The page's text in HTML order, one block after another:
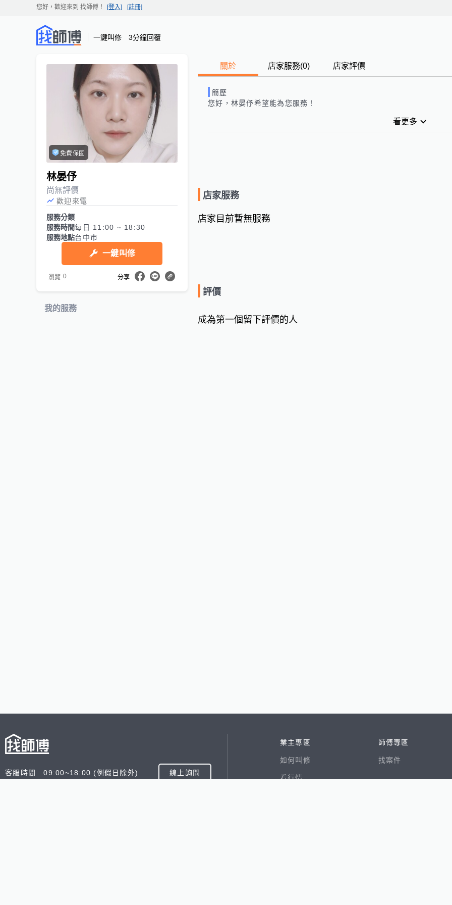
您好，歡迎來到 找師傅 ！ [登入] [註冊]
一鍵叫修 3分鐘回覆
免費保固
林晏伃
尚無評價
歡迎來電
服務分類
服務時間每日 11:00 ~ 18:30
服務地點台中市
一鍵叫修
瀏覽 0 分享
我的服務
關於 店家服務(0) 店家評價
簡歷
您好， 林晏伃希望能為您服務！
看更多
店家服務
店家目前暫無服務
評價
成為第一個留下評價的人
客服時間 09:00~18:00 (例假日除外) 線上詢問
業主專區
如何叫修
看行情
師傅專區
找案件